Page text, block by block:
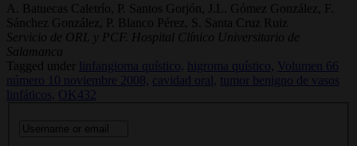
A. Batuecas Caletrío, P. Santos Gorjón, J.L. Gómez González, F.
Sánchez González, P. Blanco Pérez, S. Santa Cruz Ruiz
Servicio de ORL y PCF. Hospital Clínico Universitario de
Salamanca
Tagged under
linfangioma quístico, higroma quístico,
Volumen 66
número 10 noviembre 2008, cavidad oral,
tumor benigno de vasos
linfáticos, OK432